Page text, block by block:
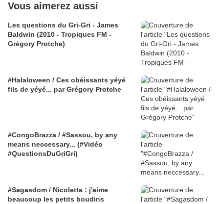
Vous aimerez aussi
Les questions du Gri-Gri - James
Baldwin (2010 - Tropiques FM -
Grégory Protche)
#Halaloween / Ces obéissants yéyé
fils de yéyé... par Grégory Protche
#CongoBrazza / #Sassou, by any
means neccessary... (#Vidéo
#QuestionsDuGriGri)
#Sagasdom / Nicoletta : j'aime
beaucoup les petits boudins